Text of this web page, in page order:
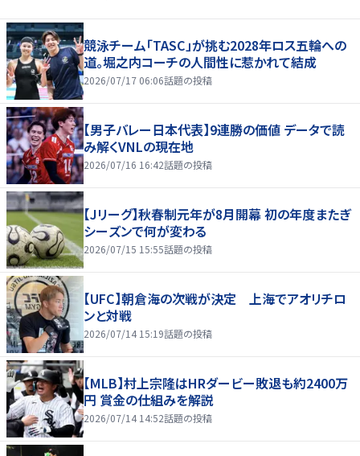
競泳チーム「TASC」が挑む2028年ロス五輪への
道。堀之内コーチの人間性に惹かれて結成
2026/07/17 06:06話題の投稿
【男子バレー日本代表】9連勝の価値 データで読
み解くVNLの現在地
2026/07/16 16:42話題の投稿
【Jリーグ】秋春制元年が8月開幕 初の年度またぎ
シーズンで何が変わる
2026/07/15 15:55話題の投稿
【UFC】朝倉海の次戦が決定 上海でアオリチロ
ンと対戦
2026/07/14 15:19話題の投稿
【MLB】村上宗隆はHRダービー敗退も約2400万
円 賞金の仕組みを解説
2026/07/14 14:52話題の投稿